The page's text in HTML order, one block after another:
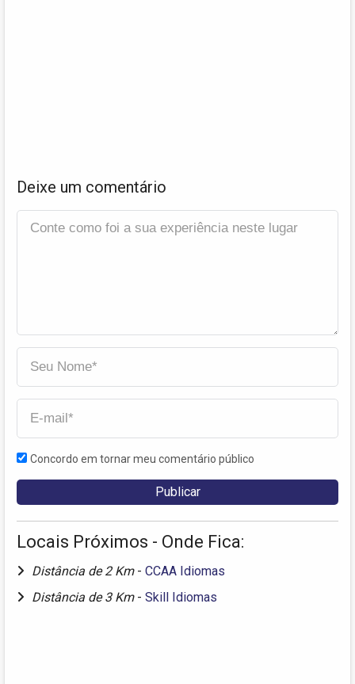
Deixe um comentário
Concordo em tornar meu comentário público
Locais Próximos - Onde Fica:
Distância de 2 Km - CCAA Idiomas
Distância de 3 Km - Skill Idiomas